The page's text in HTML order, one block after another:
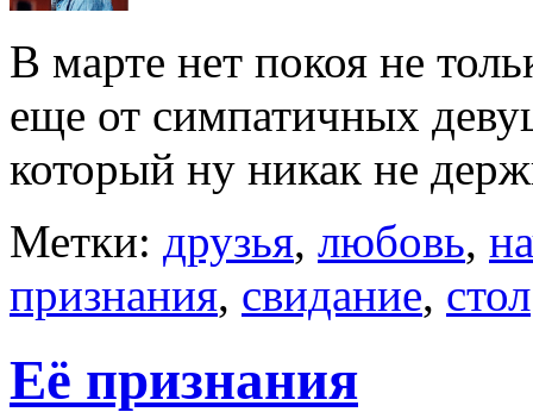
В марте нет покоя не
еще от симпатичных
который ну никак не
Метки: друзья, любовь,
признания, свидание, стол
Её признания